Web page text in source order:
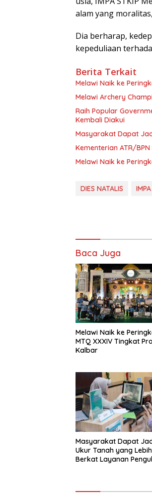
alam yang
Dia berharap,
kepeduliaan
Berita Terkait
Melawi Naik ke
Melawi Archery
Raih Popular
Kembali Diakui
Masyarakat Dapat
Kementerian ATR/
Melawi Naik ke
DIES NATALIS
Baca Juga
Melawi Naik ke
MTQ XXXIV Tingkat
Kalbar
Masyarakat Dapat
Ukur Tanah yang
Berkat Layanan